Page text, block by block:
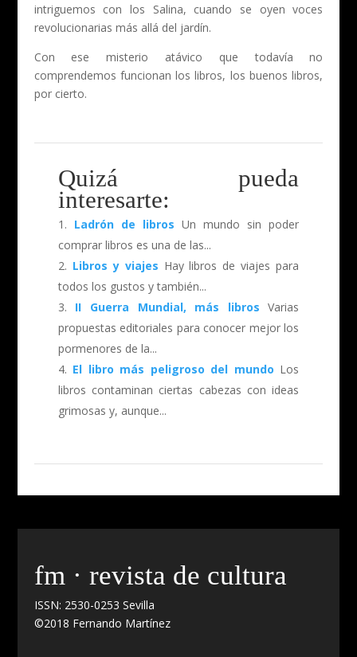
intriguemos con los Salina, cuando se oyen voces
revolucionarias más allá del jardín.
Con ese misterio atávico que todavía no
comprendemos funcionan los libros, los buenos libros,
por cierto.
Quizá pueda
interesarte:
Ladrón de libros Un mundo sin poder
comprar libros es una de las...
Libros y viajes Hay libros de viajes para
todos los gustos y también...
II Guerra Mundial, más libros
Varias
propuestas editoriales para conocer mejor los
pormenores de la...
El libro más peligroso del mundo Los
libros contaminan ciertas cabezas con ideas
grimosas y, aunque...
fm · revista de cultura
ISSN: 2530-0253 Sevilla
©2018 Fernando Martínez